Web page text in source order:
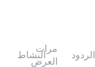
الردود
مرات
العرض
النشاط